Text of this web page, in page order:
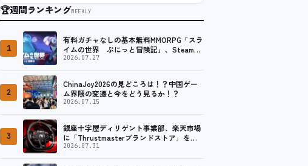
🏆週間ランキングWEEKLY
1
有料ガチャなしの基本無料MMORPG「スラ
イムの世界 ぷにっと冒険記」、Steam向
けの無料体験版が8月末に配信決定
2026.07.27
2
ChinaJoy2026の見どころは！？中国ゲー
ム界隈の変遷と今をどう見るか！？
2026.07.15
3
銀座十字屋ディリゲント事業部、楽天市場
に「Thrustmasterブランドストア」をオ
ープン。記念キャンペーンでポイントアッ
2026.07.31